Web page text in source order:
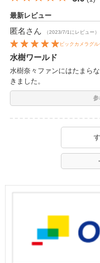
最新レビュー
匿名 さん （2023/7/1にレビュー）
ビックカメラグル
水樹ワールド
水樹奈々ファンにはたまら
きました。
参